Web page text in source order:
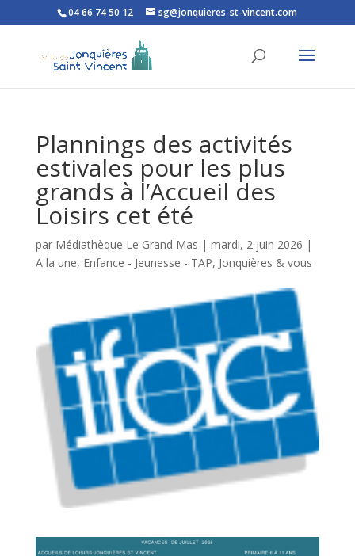
Ouvrir la barre d’outils
04 66 74 50 12 sg@jonquieres-st-vincent.com
Plannings des activités
estivales pour les plus
grands à l’Accueil des
Loisirs cet été
par Médiathèque Le Grand Mas | mardi, 2 juin 2026 |
A la une, Enfance - Jeunesse - TAP, Jonquières & vous